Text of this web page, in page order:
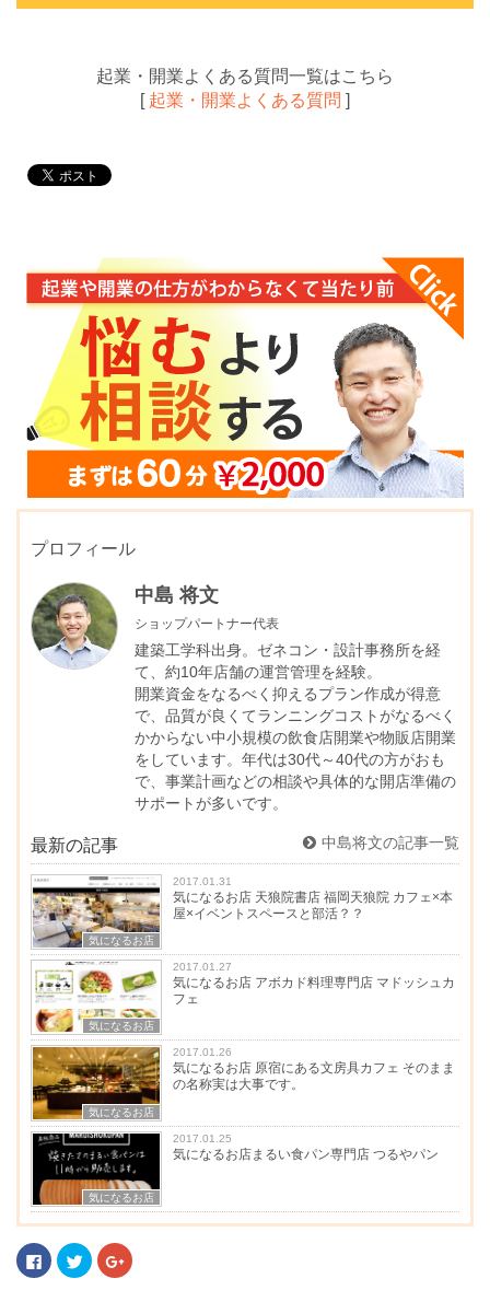
起業・開業よくある質問一覧はこちら
[ 起業・開業よくある質問 ]
プロフィール
中島 将文
ショップパートナー代表
建築工学科出身。ゼネコン・設計事務所を経
て、約10年店舗の運営管理を経験。
開業資金をなるべく抑えるプラン作成が得意
で、品質が良くてランニングコストがなるべく
かからない中小規模の飲食店開業や物販店開業
をしています。年代は30代～40代の方がおも
で、事業計画などの相談や具体的な開店準備の
サポートが多いです。
最新の記事 中島将文の記事一覧
気になるお店
2017.01.31
気になるお店 天狼院書店 福岡天狼院 カフェ×本
屋×イベントスペースと部活？？
気になるお店
2017.01.27
気になるお店 アボカド料理専門店 マドッシュカ
フェ
気になるお店
2017.01.26
気になるお店 原宿にある文房具カフェ そのまま
の名称実は大事です。
気になるお店
2017.01.25
気になるお店まるい食パン専門店 つるやパン
F
a
ク
リ
ク
リ